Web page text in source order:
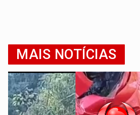
MAIS NOTÍCIAS